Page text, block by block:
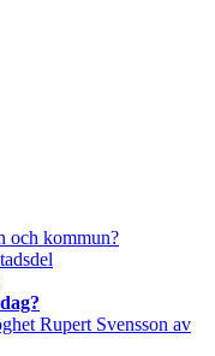
och kommun?
Rupert Svensson av